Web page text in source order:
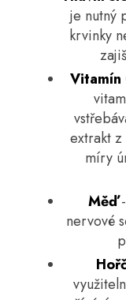
je nutný
krvinky
Vitamín
extrakt
míry
Měď
nervové